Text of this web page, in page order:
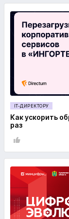
IT-ДИРЕКТОРУ
Как ускорить
раз